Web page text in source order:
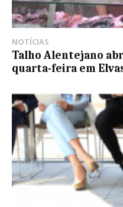
NOTÍCIAS
Talho Alentejano
quarta-feira em